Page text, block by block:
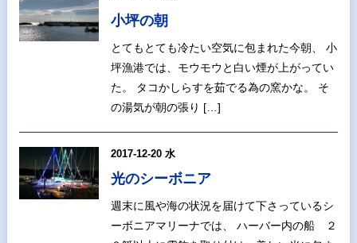
小坪の朝
とてもとても冷たい空気に包まれた今朝、 小
坪漁港では、モウモウと白い煙が上がってい
た。 タコかしらすを茹でる為の窯かな。 そ
の湯気が朝の張り […]
2017-12-20 水
光のシーボニア
週末に風や海の状況を届けて下さっているシ
ーボニアマリーナでは、 ハーバー内の船 ２